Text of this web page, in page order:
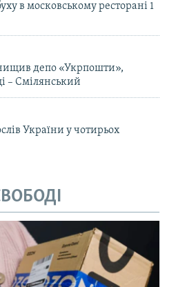
в московському ресторані 1
депо «Укрпошти»,
– Смілянський
України у чотирьох